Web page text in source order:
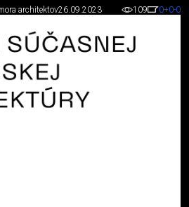
architektov26.09.2023 109 0+0-0